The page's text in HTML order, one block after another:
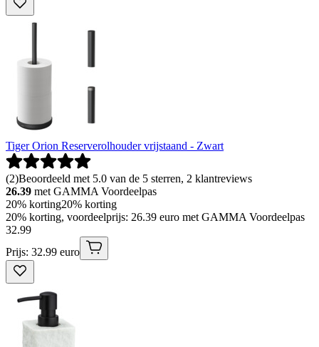
Tiger Orion Reserverolhouder vrijstaand - Zwart
(2)Beoordeeld met 5.0 van de 5 sterren, 2 klantreviews
26.39 met GAMMA Voordeelpas
20% korting20% korting
20% korting, voordeelprijs: 26.39 euro met GAMMA Voordeelpas
32.99
Prijs: 32.99 euro